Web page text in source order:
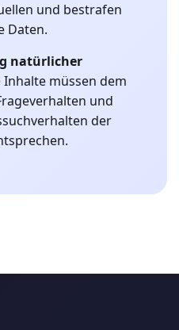
und bestrafen
Daten.
natürlicher
Inhalte müssen dem
und
der